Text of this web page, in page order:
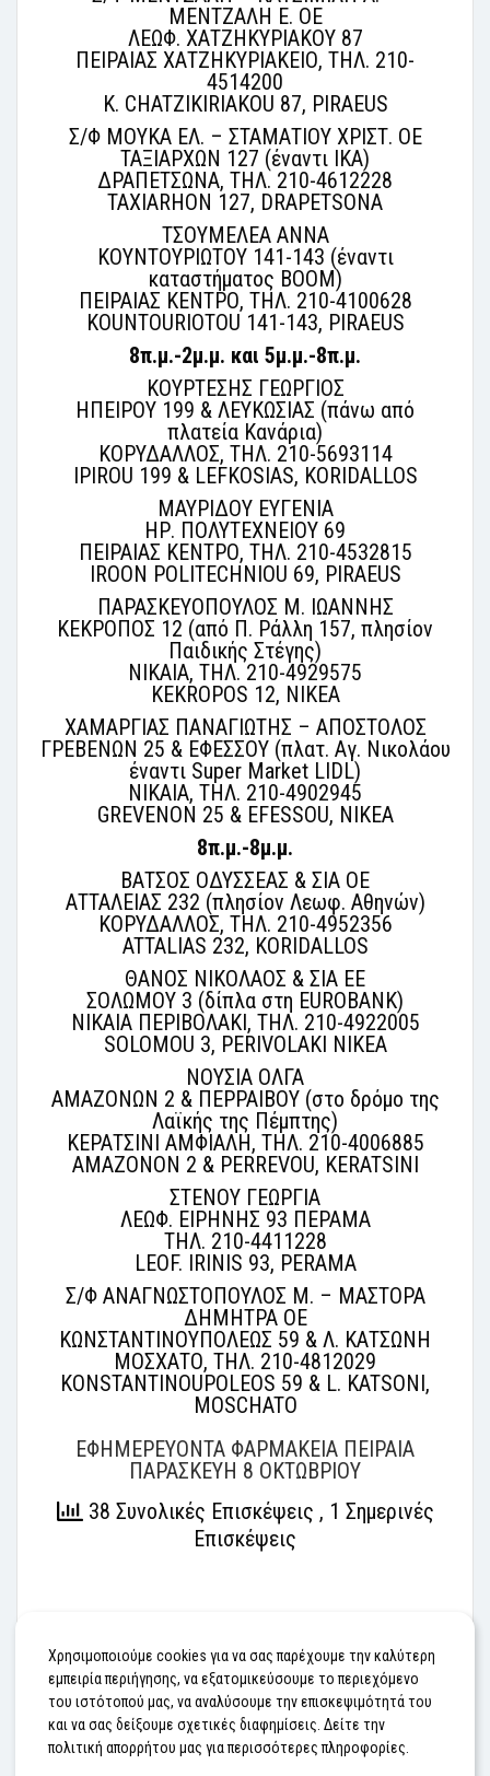
ΜΕΝΤΖΑΛΗ Ε. ΟΕ
ΛΕΩΦ. ΧΑΤΖΗΚΥΡΙΑΚΟΥ 87
ΠΕΙΡΑΙΑΣ ΧΑΤΖΗΚΥΡΙΑΚΕΙΟ, ΤΗΛ. 210-
4514200
K. CHATZIKIRIAKOU 87, PIRAEUS
Σ/Φ ΜΟΥΚΑ ΕΛ. – ΣΤΑΜΑΤΙΟΥ ΧΡΙΣΤ. ΟΕ
ΤΑΞΙΑΡΧΩΝ 127 (έναντι ΙΚΑ)
ΔΡΑΠΕΤΣΩΝΑ, ΤΗΛ. 210-4612228
TAXIARHON 127, DRAPETSONA
ΤΣΟΥΜΕΛΕΑ ΑΝΝΑ
ΚΟΥΝΤΟΥΡΙΩΤΟΥ 141-143 (έναντι
καταστήματος BOOM)
ΠΕΙΡΑΙΑΣ ΚΕΝΤΡΟ, ΤΗΛ. 210-4100628
KOUNTOURIOTOU 141-143, PIRAEUS
8π.μ.-2μ.μ. και 5μ.μ.-8π.μ.
ΚΟΥΡΤΕΣΗΣ ΓΕΩΡΓΙΟΣ
ΗΠΕΙΡΟΥ 199 & ΛΕΥΚΩΣΙΑΣ (πάνω από
πλατεία Κανάρια)
ΚΟΡΥΔΑΛΛΟΣ, ΤΗΛ. 210-5693114
IPIROU 199 & LEFKOSIAS, KORIDALLOS
ΜΑΥΡΙΔΟΥ ΕΥΓΕΝΙΑ
ΗΡ. ΠΟΛΥΤΕΧΝΕΙΟΥ 69
ΠΕΙΡΑΙΑΣ ΚΕΝΤΡΟ, ΤΗΛ. 210-4532815
IROON POLITECHNIOU 69, PIRAEUS
ΠΑΡΑΣΚΕΥΟΠΟΥΛΟΣ Μ. ΙΩΑΝΝΗΣ
ΚΕΚΡΟΠΟΣ 12 (από Π. Ράλλη 157, πλησίον
Παιδικής Στέγης)
ΝΙΚΑΙΑ, ΤΗΛ. 210-4929575
KEKROPOS 12, NIKEA
ΧΑΜΑΡΓΙΑΣ ΠΑΝΑΓΙΩΤΗΣ – ΑΠΟΣΤΟΛΟΣ
ΓΡΕΒΕΝΩΝ 25 & ΕΦΕΣΣΟΥ (πλατ. Αγ. Νικολάου
έναντι Super Market LIDL)
ΝΙΚΑΙΑ, ΤΗΛ. 210-4902945
GREVENON 25 & EFESSOU, NIKEA
8π.μ.-8μ.μ.
ΒΑΤΣΟΣ ΟΔΥΣΣΕΑΣ & ΣΙΑ ΟΕ
ΑΤΤΑΛΕΙΑΣ 232 (πλησίον Λεωφ. Αθηνών)
ΚΟΡΥΔΑΛΛΟΣ, ΤΗΛ. 210-4952356
ATTALIAS 232, KORIDALLOS
ΘΑΝΟΣ ΝΙΚΟΛΑΟΣ & ΣΙΑ ΕΕ
ΣΟΛΩΜΟΥ 3 (δίπλα στη EUROBANK)
ΝΙΚΑΙΑ ΠΕΡΙΒΟΛΑΚΙ, ΤΗΛ. 210-4922005
SOLOMOU 3, PERIVOLAKI NIKEA
ΝΟΥΣΙΑ ΟΛΓΑ
ΑΜΑΖΟΝΩΝ 2 & ΠΕΡΡΑΙΒΟΥ (στο δρόμο της
Λαϊκής της Πέμπτης)
ΚΕΡΑΤΣΙΝΙ ΑΜΦΙΑΛΗ, ΤΗΛ. 210-4006885
AMAZONON 2 & PERREVOU, KERATSINI
ΣΤΕΝΟΥ ΓΕΩΡΓΙΑ
ΛΕΩΦ. ΕΙΡΗΝΗΣ 93 ΠΕΡΑΜΑ
ΤΗΛ. 210-4411228
LEOF. IRINIS 93, PERAMA
Σ/Φ ΑΝΑΓΝΩΣΤΟΠΟΥΛΟΣ Μ. – ΜΑΣΤΟΡΑ
ΔΗΜΗΤΡΑ ΟΕ
ΚΩΝΣΤΑΝΤΙΝΟΥΠΟΛΕΩΣ 59 & Λ. ΚΑΤΣΩΝΗ
ΜΟΣΧΑΤΟ, ΤΗΛ. 210-4812029
KONSTANTINOUPOLEOS 59 & L. KATSONI,
MOSCHATO
ΕΦΗΜΕΡΕΥΟΝΤΑ ΦΑΡΜΑΚΕΙΑ ΠΕΙΡΑΙΑ
ΠΑΡΑΣΚΕΥΗ 8 ΟΚΤΩΒΡΙΟΥ
38 Συνολικές Επισκέψεις , 1 Σημερινές
Επισκέψεις
Προηγούμενο Επόμενο
Χρησιμοποιούμε cookies για να σας παρέχουμε την καλύτερη
εμπειρία περιήγησης, να εξατομικεύσουμε το περιεχόμενο
του ιστότοπού μας, να αναλύσουμε την επισκεψιμότητά του
και να σας δείξουμε σχετικές διαφημίσεις. Δείτε την
πολιτική απορρήτου μας για περισσότερες πληροφορίες.